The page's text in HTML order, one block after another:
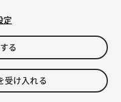
定
る
受け入れる